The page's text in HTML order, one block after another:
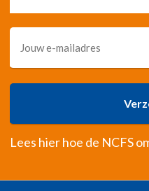
Lees hier hoe de NCFS